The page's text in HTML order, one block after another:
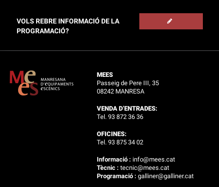
VOLS REBRE INFORMACIÓ DE LA
PROGRAMACIÓ?
MEES
Passeig de Pere III, 35
08242 MANRESA
VENDA D’ENTRADES:
Tel. 93 872 36 36
OFICINES:
Tel. 93 875 34 02
Informació : info@mees.cat
Tècnic :tecnic@mees.cat
Programació :galliner@galliner.cat